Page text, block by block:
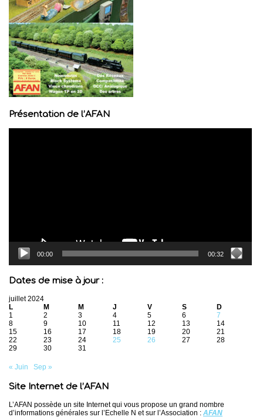
Présentation de l’AFAN
00:00 00:32
Dates de mise à jour :
juillet 2024
L
M M J V S
D
1
2 3 4 5 6
7
8
9 10 11 12 13
14
15
16 17 18 19 20
21
22
23 24 25 26 27
28
29
30 31
« Juin Sep »
Site Internet de l’AFAN
L’AFAN possède un site Internet qui vous propose un grand nombre
d’informations générales sur l’Echelle N et sur l’Association : AFAN